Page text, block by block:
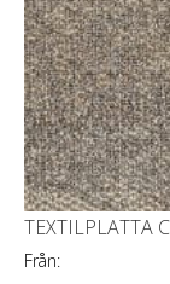
TEXTILPLATTA
Från: